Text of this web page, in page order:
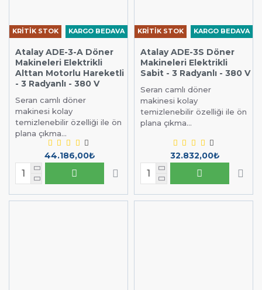
KARGO BEDAVA
KRİTİK STOK
Atalay ADE-3-A Döner
Makineleri Elektrikli
Alttan Motorlu Hareketli
- 3 Radyanlı - 380 V
Seran camlı döner
makinesi kolay
temizlenebilir özelliği ile ön
plana çıkma...
44.186,00₺
KARGO BEDAVA
KRİTİK STOK
Atalay ADE-3S Döner
Makineleri Elektrikli
Sabit - 3 Radyanlı - 380 V
Seran camlı döner
makinesi kolay
temizlenebilir özelliği ile ön
plana çıkma...
32.832,00₺